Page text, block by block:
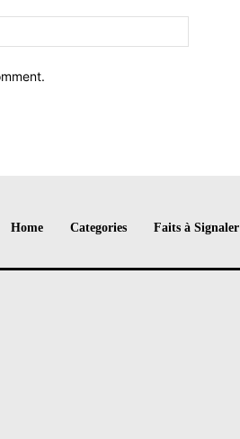
Home Categories Faits à Signaler